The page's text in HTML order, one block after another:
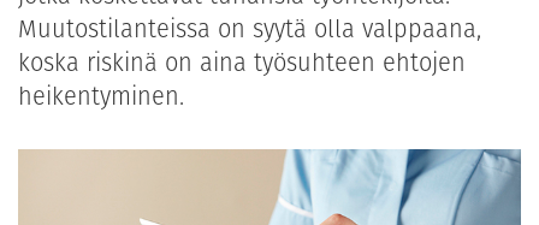
Muutostilanteissa on syytä olla valppaana,
koska riskinä on aina työsuhteen ehtojen
heikentyminen.